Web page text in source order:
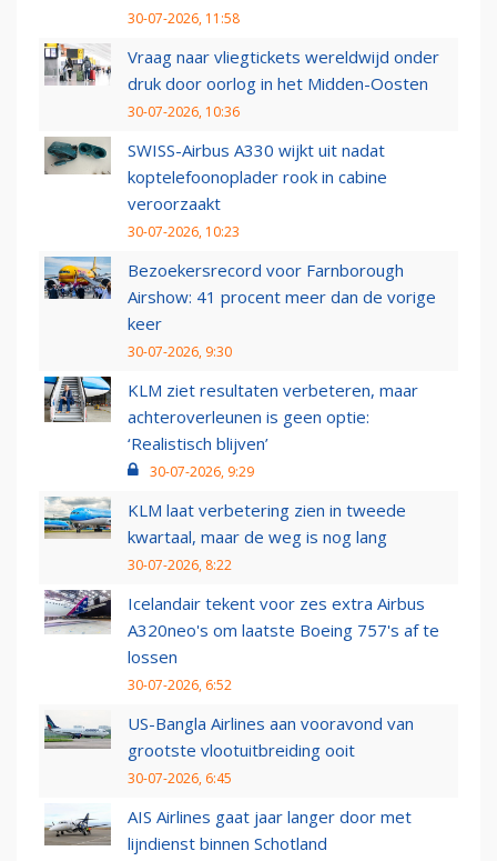
30-07-2026, 11:58
Vraag naar vliegtickets wereldwijd onder
druk door oorlog in het Midden-Oosten
30-07-2026, 10:36
SWISS-Airbus A330 wijkt uit nadat
koptelefoonoplader rook in cabine
veroorzaakt
30-07-2026, 10:23
Bezoekersrecord voor Farnborough
Airshow: 41 procent meer dan de vorige
keer
30-07-2026, 9:30
KLM ziet resultaten verbeteren, maar
achteroverleunen is geen optie:
‘Realistisch blijven’
30-07-2026, 9:29
KLM laat verbetering zien in tweede
kwartaal, maar de weg is nog lang
30-07-2026, 8:22
Icelandair tekent voor zes extra Airbus
A320neo's om laatste Boeing 757's af te
lossen
30-07-2026, 6:52
US-Bangla Airlines aan vooravond van
grootste vlootuitbreiding ooit
30-07-2026, 6:45
AIS Airlines gaat jaar langer door met
lijndienst binnen Schotland